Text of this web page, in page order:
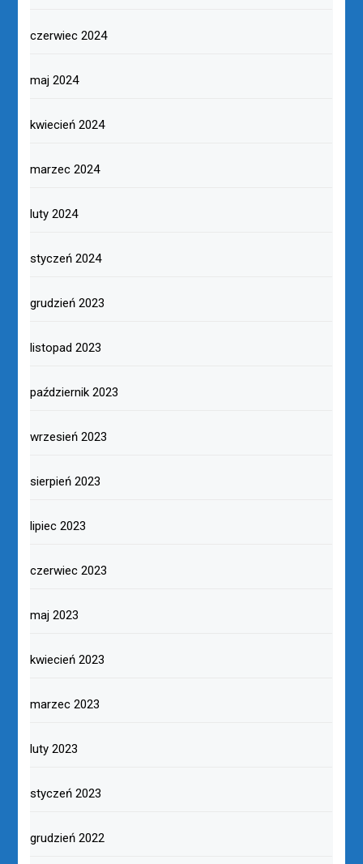
czerwiec 2024
maj 2024
kwiecień 2024
marzec 2024
luty 2024
styczeń 2024
grudzień 2023
listopad 2023
październik 2023
wrzesień 2023
sierpień 2023
lipiec 2023
czerwiec 2023
maj 2023
kwiecień 2023
marzec 2023
luty 2023
styczeń 2023
grudzień 2022